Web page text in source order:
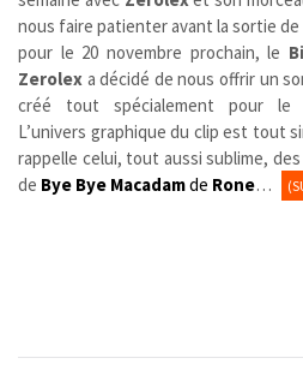
nous faire patienter avant la sortie de
pour le 20 novembre prochain, le
Zerolex a décidé de nous offrir un
créé tout spécialement pour le
L’univers graphique du clip est tout
rappelle celui, tout aussi sublime,
de Bye Bye Macadamde Rone…